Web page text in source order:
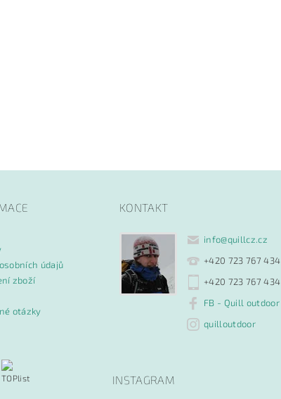
údajů
zboží
otázky
KONTAKT
info@quillcz.cz
+420 723 767 434
+420 723 767 434
FB - Quill outdoor
quilloutdoor
INSTAGRAM